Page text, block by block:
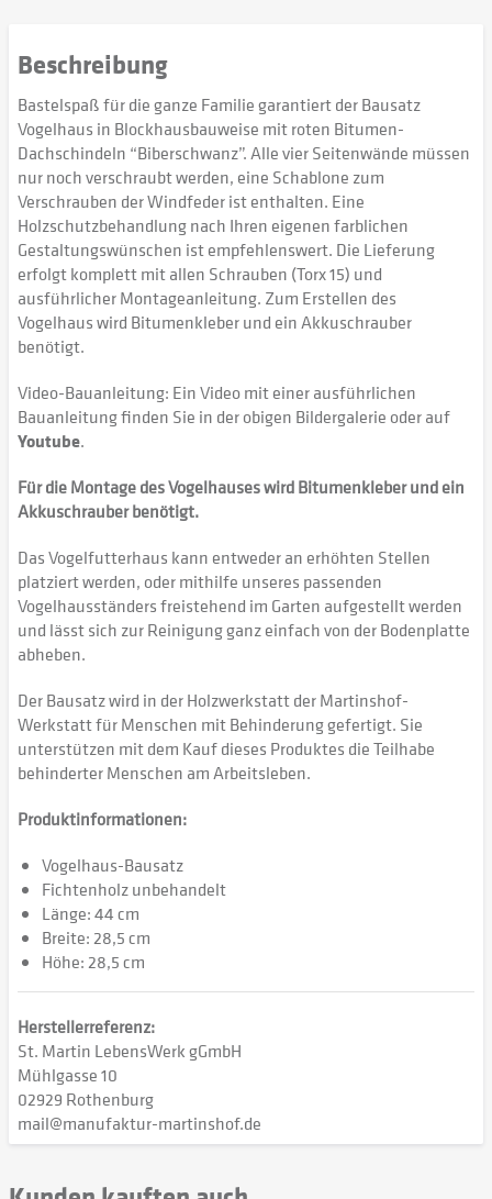
Beschreibung
Bastelspaß für die ganze Familie garantiert der Bausatz
Vogelhaus in Blockhausbauweise mit roten Bitumen-
Dachschindeln “Biberschwanz”. Alle vier Seitenwände müssen
nur noch verschraubt werden, eine Schablone zum
Verschrauben der Windfeder ist enthalten. Eine
Holzschutzbehandlung nach Ihren eigenen farblichen
Gestaltungswünschen ist empfehlenswert. Die Lieferung
erfolgt komplett mit allen Schrauben (Torx 15) und
ausführlicher Montageanleitung. Zum Erstellen des
Vogelhaus wird Bitumenkleber und ein Akkuschrauber
benötigt.
Video-Bauanleitung: Ein Video mit einer ausführlichen
Bauanleitung finden Sie in der obigen Bildergalerie oder auf
Youtube.
Für die Montage des Vogelhauses wird Bitumenkleber und ein
Akkuschrauber benötigt.
Das Vogelfutterhaus kann entweder an erhöhten Stellen
platziert werden, oder mithilfe unseres passenden
Vogelhausständers freistehend im Garten aufgestellt werden
und lässt sich zur Reinigung ganz einfach von der Bodenplatte
abheben.
Der Bausatz wird in der Holzwerkstatt der Martinshof-
Werkstatt für Menschen mit Behinderung gefertigt. Sie
unterstützen mit dem Kauf dieses Produktes die Teilhabe
behinderter Menschen am Arbeitsleben.
Produktinformationen:
Vogelhaus-Bausatz
Fichtenholz unbehandelt
Länge: 44 cm
Breite: 28,5 cm
Höhe: 28,5 cm
Herstellerreferenz:
St. Martin LebensWerk gGmbH
Mühlgasse 10
02929 Rothenburg
mail@manufaktur-martinshof.de